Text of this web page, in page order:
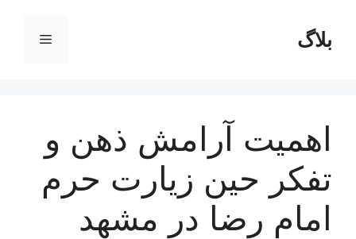
محتوابلاگ فهرست
اهمیت آرامش ذهن و
تفکر حین زیارت حرم
امام رضا در مشهد